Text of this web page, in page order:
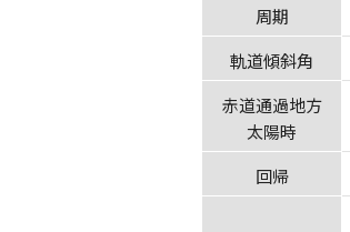
周期
軌道傾斜角
赤道通過地方
太陽時
回帰